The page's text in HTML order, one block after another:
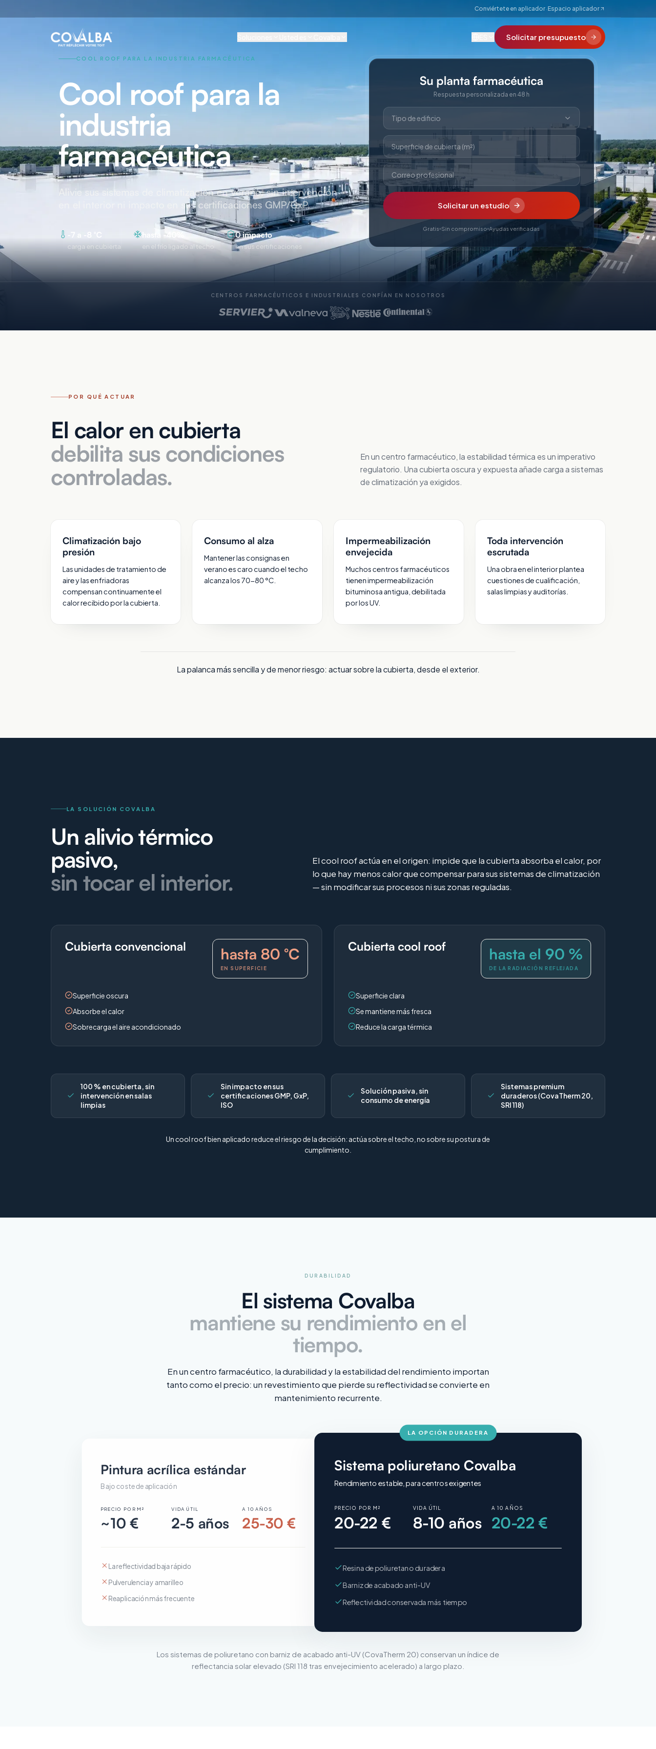
Conviértete en aplicador·Espacio aplicador
Solicitar presupuesto
COOL ROOF PARA LA INDUSTRIA FARMACÉUTICA
Cool roof para la
industria
farmacéutica
Alivie sus sistemas de climatización en verano, sin intervención
en el interior ni impacto en sus certificaciones GMP/GxP.
-7 a -8 °C
carga en cubierta
hasta -40%
en el frío ligado al techo
0 impacto
en sus certificaciones
Su planta farmacéutica
Respuesta personalizada en 48 h
Tipo de edificio
Superficie de cubierta (m²)
Correo profesional
Solicitar un estudio
Gratis Sin compromiso Ayudas verificadas
CENTROS FARMACÉUTICOS E INDUSTRIALES CONFÍAN EN NOSOTROS
POR QUÉ ACTUAR
El calor en cubierta
debilita sus condiciones
controladas.
En un centro farmacéutico, la estabilidad térmica es un imperativo
regulatorio. Una cubierta oscura y expuesta añade carga a sistemas
de climatización ya exigidos.
Climatización bajo
presión
Las unidades de tratamiento de
aire y las enfriadoras
compensan continuamente el
calor recibido por la cubierta.
Consumo al alza
Mantener las consignas en
verano es caro cuando el techo
alcanza los 70-80 °C.
Impermeabilización
envejecida
Muchos centros farmacéuticos
tienen impermeabilización
bituminosa antigua, debilitada
por los UV.
Toda intervención
escrutada
Una obra en el interior plantea
cuestiones de cualificación,
salas limpias y auditorías.
La palanca más sencilla y de menor riesgo: actuar sobre la cubierta, desde el exterior.
LA SOLUCIÓN COVALBA
Un alivio térmico
pasivo,
sin tocar el interior.
El cool roof actúa en el origen: impide que la cubierta absorba el calor, por
lo que hay menos calor que compensar para sus sistemas de climatización
— sin modificar sus procesos ni sus zonas reguladas.
Cubierta convencional hasta 80 °C
EN SUPERFICIE
Superficie oscura
Absorbe el calor
Sobrecarga el aire acondicionado
Cubierta cool roof hasta el 90 %
DE LA RADIACIÓN REFLEJADA
Superficie clara
Se mantiene más fresca
Reduce la carga térmica
100 % en cubierta, sin
intervención en salas
limpias
Sin impacto en sus
certificaciones GMP, GxP,
ISO
Solución pasiva, sin
consumo de energía
Sistemas premium
duraderos (CovaTherm 20,
SRI 118)
Un cool roof bien aplicado reduce el riesgo de la decisión: actúa sobre el techo, no sobre su postura de
cumplimiento.
DURABILIDAD
El sistema Covalba
mantiene su rendimiento en el
tiempo.
En un centro farmacéutico, la durabilidad y la estabilidad del rendimiento importan
tanto como el precio: un revestimiento que pierde su reflectividad se convierte en
mantenimiento recurrente.
Pintura acrílica estándar
Bajo coste de aplicación
PRECIO POR M²
~10 €
VIDA ÚTIL
2-5 años
A 10 AÑOS
25-30 €
La reflectividad baja rápido
Pulverulencia y amarilleo
Reaplicación más frecuente
LA OPCIÓN DURADERA
Sistema poliuretano Covalba
Rendimiento estable, para centros exigentes
PRECIO POR M²
20-22 €
VIDA ÚTIL
8-10 años
A 10 AÑOS
20-22 €
Resina de poliuretano duradera
Barniz de acabado anti-UV
Reflectividad conservada más tiempo
Los sistemas de poliuretano con barniz de acabado anti-UV (CovaTherm 20) conservan un índice de
reflectancia solar elevado (SRI 118 tras envejecimiento acelerado) a largo plazo.